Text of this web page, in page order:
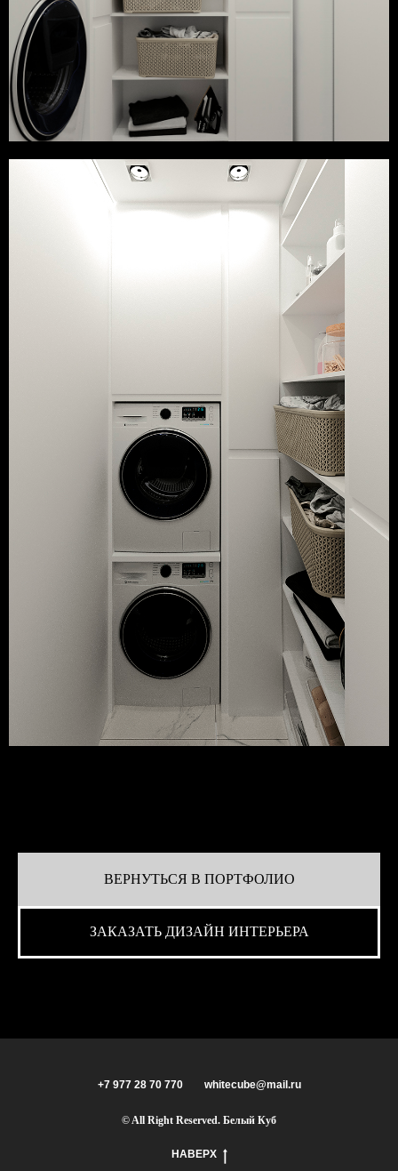
ВЕРНУТЬСЯ В ПОРТФОЛИО
ЗАКАЗАТЬ ДИЗАЙН ИНТЕРЬЕРА
+7 977 28 70 770 whitecube@mail.ru
© All Right Reserved. Белый Куб
НАВЕРХ